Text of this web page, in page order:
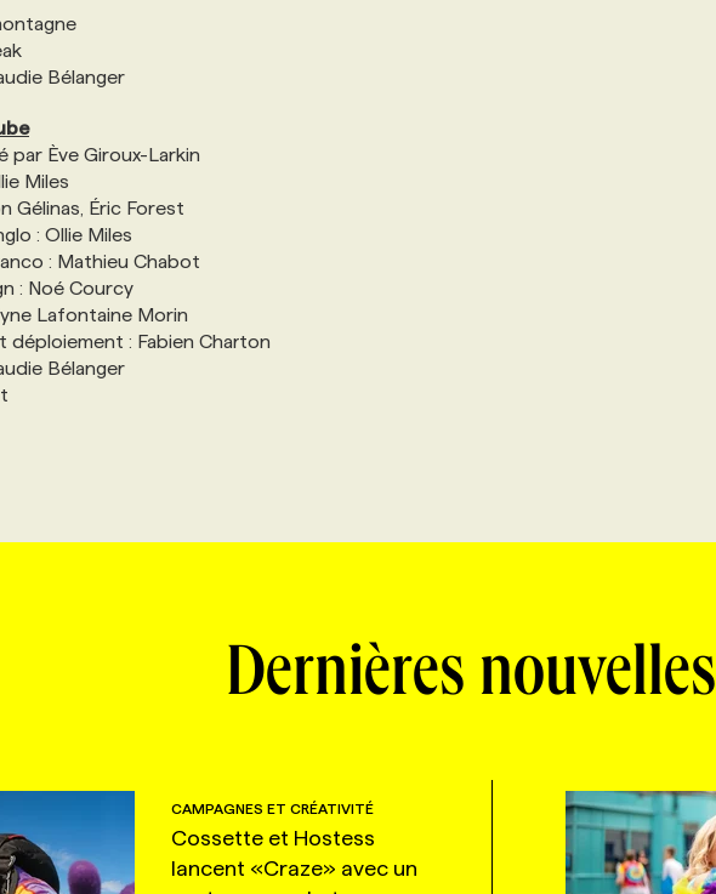
Bélanger
par Ève Giroux-Larkin
Miles
Gélinas, Éric Forest
: Ollie Miles
: Mathieu Chabot
: Noé Courcy
Lafontaine Morin
déploiement : Fabien Charton
Bélanger
Dernières nouvelles
CAMPAGNES ET CRÉATIVITÉ
Cossette et Hostess
lancent «Craze» avec un